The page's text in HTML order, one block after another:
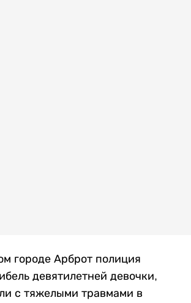
городе Арброт полиция
девятилетней девочки,
с тяжелыми травмами в